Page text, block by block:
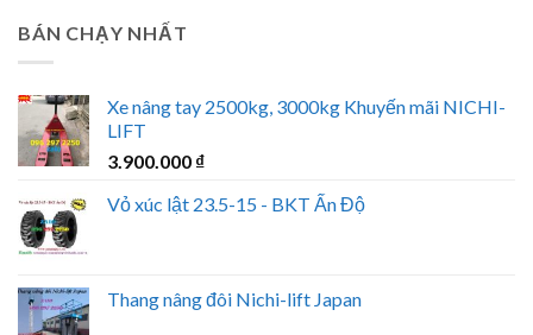
BÁN CHẠY NHẤT
Xe nâng tay 2500kg, 3000kg Khuyến mãi NICHI-
LIFT
3.900.000 ₫
Vỏ xúc lật 23.5-15 - BKT Ấn Độ
Thang nâng đôi Nichi-lift Japan